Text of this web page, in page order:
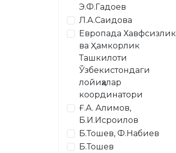
Э.Ф.Гадоев
Л.А.Саидова
Европада Хавфсизлик
ва Ҳамкорлик
Ташкилоти
Ўзбекистондаги
лойиҳалар
координатори
Ғ.А. Алимов,
Б.И.Исроилов
Б.Тошев, Ф.Набиев
Б.Тошев